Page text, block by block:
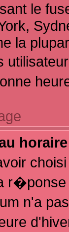
le
la
choisi
n'a